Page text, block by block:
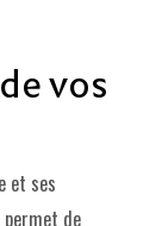
vos
et ses
permet de